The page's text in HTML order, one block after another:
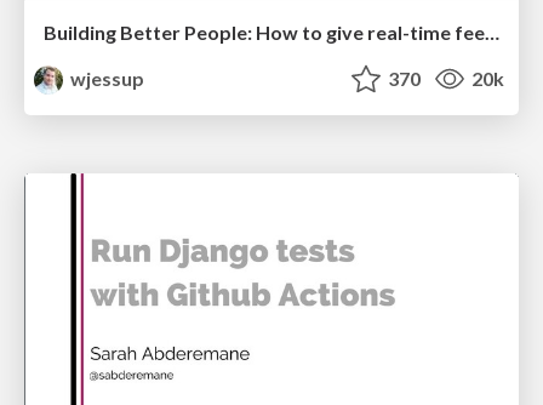
Building Better People: How to give real-time feedback that sticks.
wjessup
370 20k